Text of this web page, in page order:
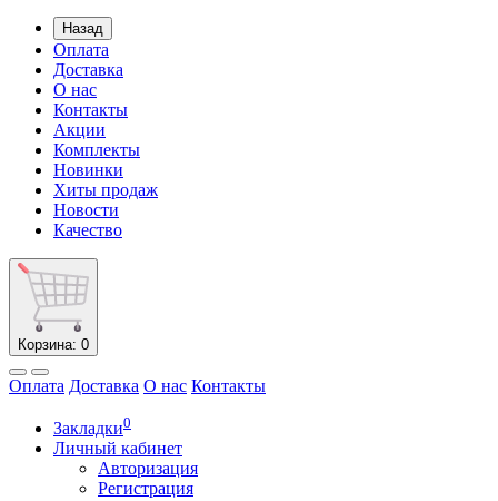
Назад
Оплата
Доставка
О нас
Контакты
Акции
Комплекты
Новинки
Хиты продаж
Новости
Качество
Корзина: 0
Оплата Доставка О нас Контакты
Закладки0
Личный кабинет
Авторизация
Регистрация